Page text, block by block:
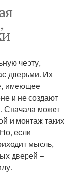
черту,
дверьми. Их
имеющее
и не создают
Сначала может
и монтаж таких
если
мысль,
дверей –